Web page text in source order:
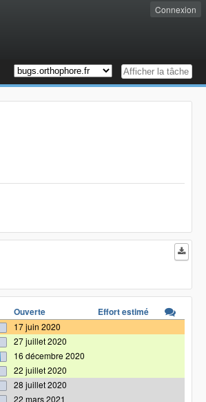
Connexion
Ouverte Effort estimé
17 juin 2020
27 juillet 2020
16 décembre 2020
22 juillet 2020
28 juillet 2020
22 mars 2021